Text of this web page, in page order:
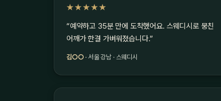
★★★★★
“예약하고 35분 만에 도착했어요. 스웨디시로 뭉친
어깨가 한결 가벼워졌습니다.”
김○○ · 서울 강남 · 스웨디시